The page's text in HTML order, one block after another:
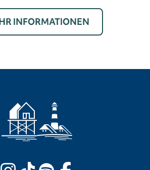
INFORMATIONEN